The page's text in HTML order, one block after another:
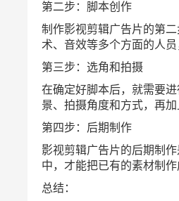
第二步：脚本创作
制作影视剪辑广告片的第
术、音效等多个方面的人
第三步：选角和拍摄
在确定好脚本后，就需要
景、拍摄角度和方式，再
第四步：后期制作
影视剪辑广告片的后期制
中，才能把已有的素材制
总结：